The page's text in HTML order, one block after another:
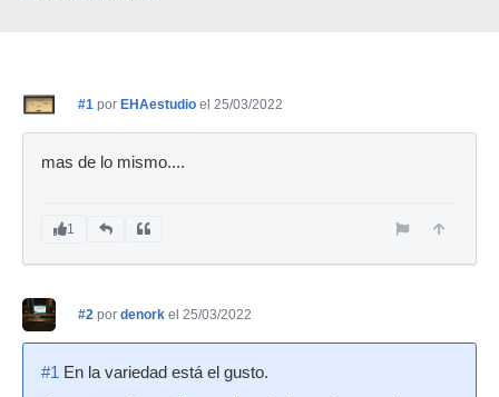
#1 por EHAestudio el 25/03/2022
mas de lo mismo....
1
#2 por denork el 25/03/2022
#1 En la variedad está el gusto.